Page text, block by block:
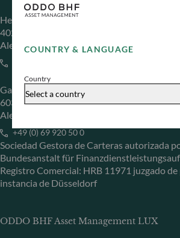
COUNTRY & LANGUAGE
Country
Select a country
Herzogstraße 15
40217 Düsseldorf
Alemania
Gallusanlage 8
60329 Frankfurt am Main
Alemania
+49 (0) 69 920 50 0
Sociedad Gestora de Carteras autorizada
Bundesanstalt für
Registro Comercial: HRB 11971 juzgado
instancia de Düsseldorf
ODDO BHF Asset Management LUX